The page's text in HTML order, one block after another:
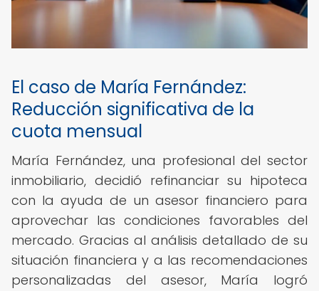
El caso de María Fernández:
Reducción significativa de la
cuota mensual
María Fernández, una profesional del sector
inmobiliario, decidió refinanciar su hipoteca
con la ayuda de un asesor financiero para
aprovechar las condiciones favorables del
mercado. Gracias al análisis detallado de su
situación financiera y a las recomendaciones
personalizadas del asesor, María logró